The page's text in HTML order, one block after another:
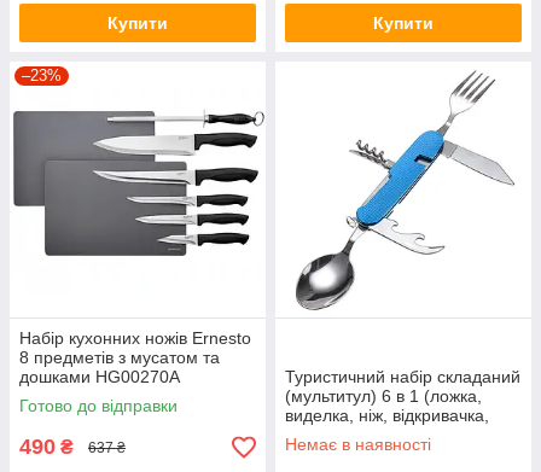
Купити Купити
–23%
Набір кухонних ножів Ernesto
8 предметів з мусатом та
дошками HG00270A
Готово до відправки
490 ₴ 637 ₴
Туристичний набір складаний
(мультитул) 6 в 1 (ложка,
виделка, ніж, відкривачка,
штопор) Blue
Немає в наявності